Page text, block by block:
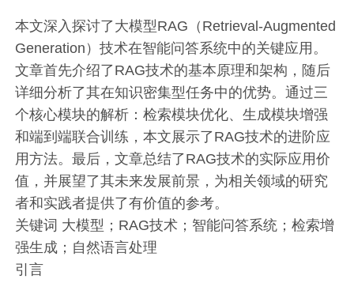
本文深入探讨了大模型RAG（Retrieval-Augmented
Generation）技术在智能问答系统中的关键应用。
文章首先介绍了RAG技术的基本原理和架构，随后
详细分析了其在知识密集型任务中的优势。通过三
个核心模块的解析：检索模块优化、生成模块增强
和端到端联合训练，本文展示了RAG技术的进阶应
用方法。最后，文章总结了RAG技术的实际应用价
值，并展望了其未来发展前景，为相关领域的研究
者和实践者提供了有价值的参考。
关键词 大模型；RAG技术；智能问答系统；检索增
强生成；自然语言处理
引言